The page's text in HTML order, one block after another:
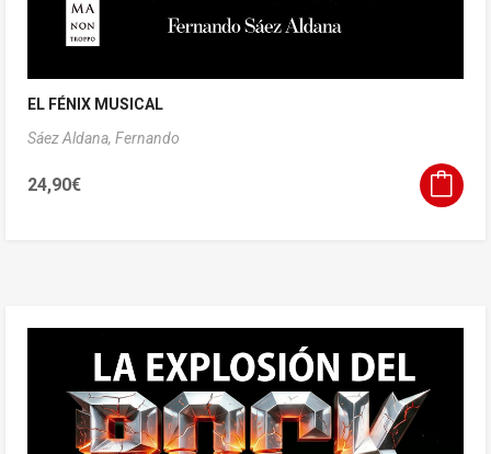
EL FÉNIX MUSICAL
Sáez Aldana, Fernando
24,90€